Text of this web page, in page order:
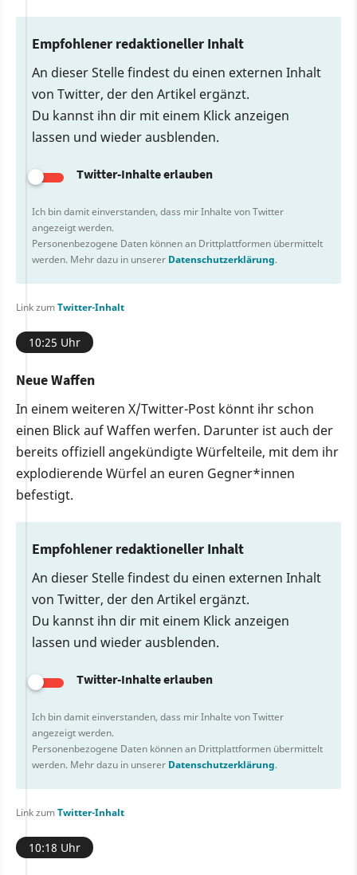
Empfohlener redaktioneller Inhalt
An dieser Stelle findest du einen externen Inhalt
von Twitter, der den Artikel ergänzt.
Du kannst ihn dir mit einem Klick anzeigen
lassen und wieder ausblenden.
Twitter-Inhalte erlauben
Ich bin damit einverstanden, dass mir Inhalte von Twitter
angezeigt werden.
Personenbezogene Daten können an Drittplattformen übermittelt
werden. Mehr dazu in unserer Datenschutzerklärung.
Link zumTwitter-Inhalt
10:25 Uhr
Neue Waffen
In einem weiteren X/Twitter-Post könnt ihr schon
einen Blick auf Waffen werfen. Darunter ist auch der
bereits offiziell angekündigte Würfelteile, mit dem ihr
explodierende Würfel an euren Gegner*innen
befestigt.
Empfohlener redaktioneller Inhalt
An dieser Stelle findest du einen externen Inhalt
von Twitter, der den Artikel ergänzt.
Du kannst ihn dir mit einem Klick anzeigen
lassen und wieder ausblenden.
Twitter-Inhalte erlauben
Ich bin damit einverstanden, dass mir Inhalte von Twitter
angezeigt werden.
Personenbezogene Daten können an Drittplattformen übermittelt
werden. Mehr dazu in unserer Datenschutzerklärung.
Link zumTwitter-Inhalt
10:18 Uhr